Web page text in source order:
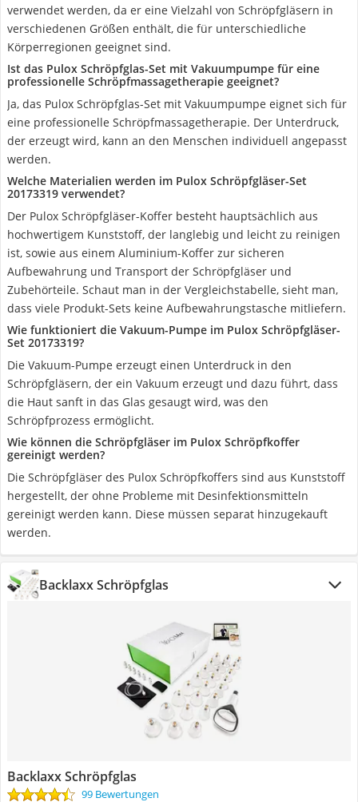
verwendet werden, da er eine Vielzahl von Schröpfgläsern in
verschiedenen Größen enthält, die für unterschiedliche
Körperregionen geeignet sind.
Ist das Pulox Schröpfglas-Set mit Vakuumpumpe für eine
professionelle Schröpfmassagetherapie geeignet?
Ja, das Pulox Schröpfglas-Set mit Vakuumpumpe eignet sich für
eine professionelle Schröpfmassagetherapie. Der Unterdruck,
der erzeugt wird, kann an den Menschen individuell angepasst
werden.
Welche Materialien werden im Pulox Schröpfgläser-Set
20173319 verwendet?
Der Pulox Schröpfgläser-Koffer besteht hauptsächlich aus
hochwertigem Kunststoff, der langlebig und leicht zu reinigen
ist, sowie aus einem Aluminium-Koffer zur sicheren
Aufbewahrung und Transport der Schröpfgläser und
Zubehörteile. Schaut man in der Vergleichstabelle, sieht man,
dass viele Produkt-Sets keine Aufbewahrungstasche mitliefern.
Wie funktioniert die Vakuum-Pumpe im Pulox Schröpfgläser-
Set 20173319?
Die Vakuum-Pumpe erzeugt einen Unterdruck in den
Schröpfgläsern, der ein Vakuum erzeugt und dazu führt, dass
die Haut sanft in das Glas gesaugt wird, was den
Schröpfprozess ermöglicht.
Wie können die Schröpfgläser im Pulox Schröpfkoffer
gereinigt werden?
Die Schröpfgläser des Pulox Schröpfkoffers sind aus Kunststoff
hergestellt, der ohne Probleme mit Desinfektionsmitteln
gereinigt werden kann. Diese müssen separat hinzugekauft
werden.
Backlaxx Schröpfglas
Backlaxx Schröpfglas
99 Bewertungen